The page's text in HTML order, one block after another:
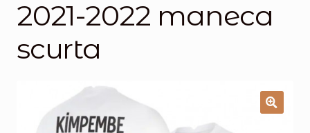
2021-2022 maneca
scurta